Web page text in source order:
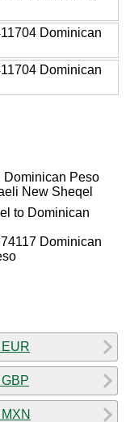
Dominican
Dominican
Dominican Peso
New Sheqel
to Dominican
Dominican